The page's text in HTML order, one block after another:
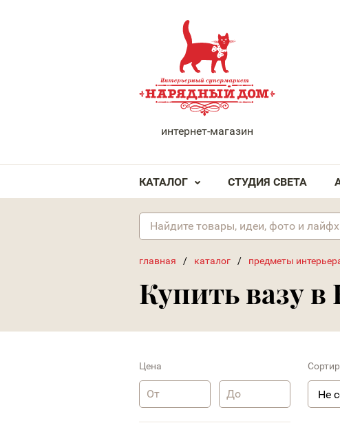
НАРЯДНЫЙ ДОМ
интернет-магазин
КАТАЛОГ СТУДИЯ СВЕТА
главная / каталог / предметы
Купить вазу в
Цена